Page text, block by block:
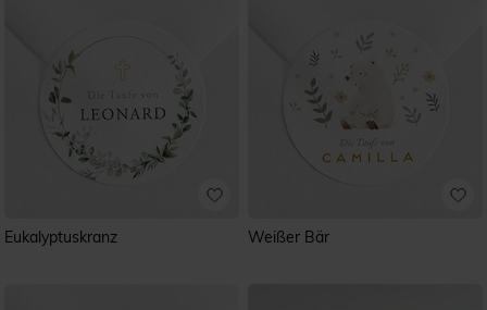
Eukalyptuskranz Weißer Bär